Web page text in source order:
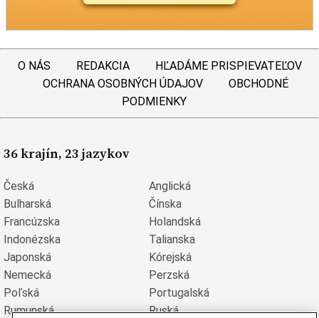
O NÁS REDAKCIA
HĽADÁME PRISPIEVATEĽOV
OCHRANA OSOBNÝCH ÚDAJOV
OBCHODNÉ
PODMIENKY
36 krajín, 23 jazykov
Česká
Anglická
Bulharská
Čínska
Francúzska
Holandská
Indonézska
Talianska
Japonská
Kórejská
Nemecká
Perzská
Poľská
Portugalská
Rumunská
Ruská